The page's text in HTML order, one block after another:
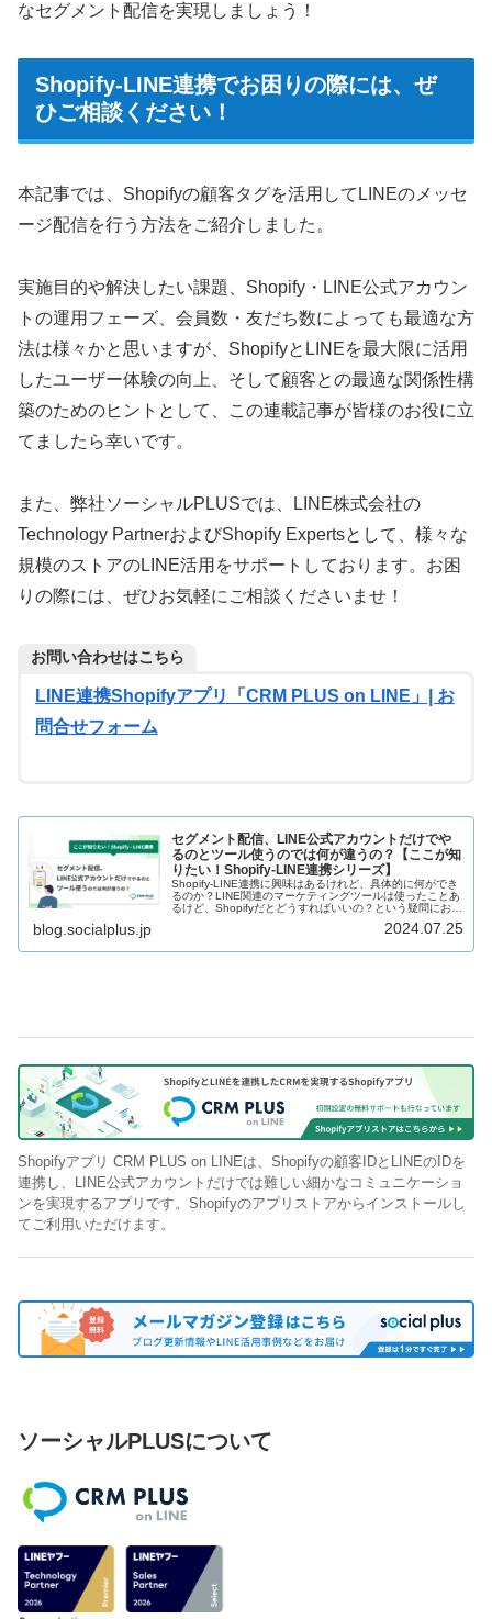
なセグメント配信を実現しましょう！
Shopify-LINE連携でお困りの際には、ぜ
ひご相談ください！
本記事では、Shopifyの顧客タグを活用してLINEのメッセ
ージ配信を行う方法をご紹介しました。
実施目的や解決したい課題、Shopify・LINE公式アカウン
トの運用フェーズ、会員数・友だち数によっても最適な方
法は様々かと思いますが、ShopifyとLINEを最大限に活用
したユーザー体験の向上、そして顧客との最適な関係性構
築のためのヒントとして、この連載記事が皆様のお役に立
てましたら幸いです。
また、弊社ソーシャルPLUSでは、LINE株式会社の
Technology PartnerおよびShopify Expertsとして、様々な
規模のストアのLINE活用をサポートしております。お困
りの際には、ぜひお気軽にご相談くださいませ！
お問い合わせはこちら
LINE連携Shopifyアプリ「CRM PLUS on LINE」| お
問合せフォーム
セグメント配信、LINE公式アカウントだけでや
るのとツール使うのでは何が違うの？【ここが知
りたい！Shopify-LINE連携シリーズ】
Shopify-LINE連携に興味はあるけれど、具体的に何ができ
るのか？LINE関連のマーケティングツールは使ったことあ
るけど、Shopifyだとどうすればいいの？という疑問にお答
blog.socialplus.jp 2024.07.25
Shopifyアプリ CRM PLUS on LINEは、Shopifyの顧客IDとLINEのIDを
連携し、LINE公式アカウントだけでは難しい細かなコミュニケーショ
ンを実現するアプリです。Shopifyのアプリストアからインストールし
てご利用いただけます。
ソーシャルPLUSについて